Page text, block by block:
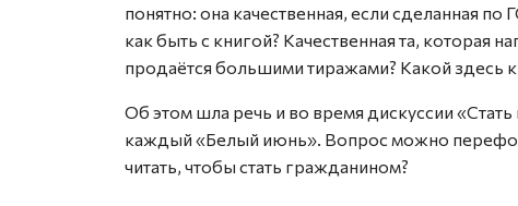
понятно: она качественная, если сделанная
как быть с книгой? Качественная та, которая
продаётся большими тиражами? Какой здесь
Об этом шла речь и во время дискуссии
каждый «Белый июнь». Вопрос можно
читать, чтобы стать гражданином?